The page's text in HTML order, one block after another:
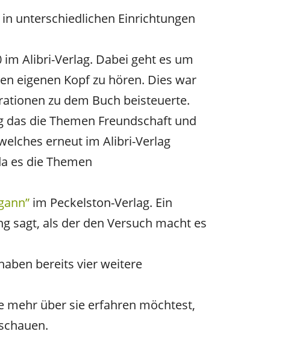
unterschiedlichen Einrichtungen
im Alibri-Verlag. Dabei geht es um
eigenen Kopf zu hören. Dies war
zu dem Buch beisteuerte.
das die Themen Freundschaft und
erneut im Alibri-Verlag
es die Themen
im Peckelston-Verlag. Ein
sagt, als der den Versuch macht es
bereits vier weitere
mehr über sie erfahren möchtest,